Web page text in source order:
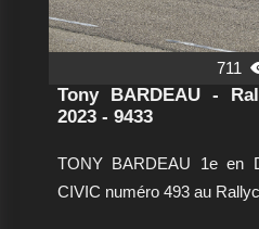
711
Tony BARDEAU -
2023 - 9433
TONY BARDEAU 1e en
CIVIC numéro 493 au